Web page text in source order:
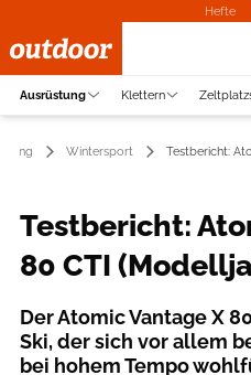
Hefte
Ausrüstung Klettern
Wintersport Testbericht:
Testbericht:
80 CTI
Der Atomic Vantage X
Ski, der sich vor allem
bei hohem Tempo